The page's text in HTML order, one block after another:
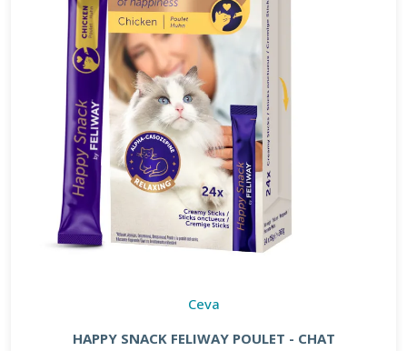
Ceva
HAPPY SNACK FELIWAY POULET - CHAT